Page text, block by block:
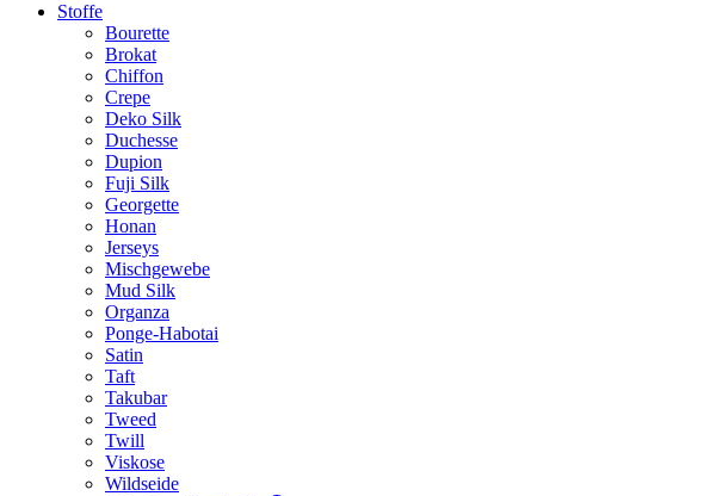
Stoffe
Bourette
Brokat
Chiffon
Crepe
Deko Silk
Duchesse
Dupion
Fuji Silk
Georgette
Honan
Jerseys
Mischgewebe
Mud Silk
Organza
Ponge-Habotai
Satin
Taft
Takubar
Tweed
Twill
Viskose
Wildseide